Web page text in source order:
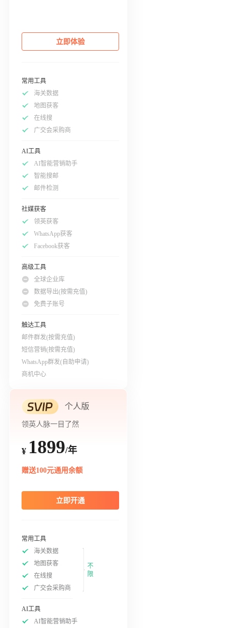
立即体验
常用工具
海关数据
地图获客
在线搜
广交会采购商
AI工具
AI智能营销助手
智能搜邮
邮件检测
社媒获客
领英获客
WhatsApp获客
Facebook获客
高级工具
全球企业库
数据导出(按需充值)
免费子账号
触达工具
邮件群发(按需充值)
短信营销(按需充值)
WhatsApp群发(自助申请)
商机中心
个人版
领英人脉一目了然
¥ 1899/年
赠送100元通用余额
立即开通
常用工具
海关数据
地图获客
在线搜
广交会采购商
不
限
AI工具
AI智能营销助手